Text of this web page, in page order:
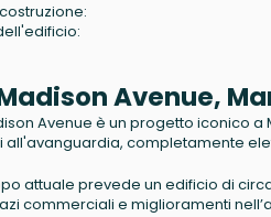
Avenue,
Avenue è un progetto iconico
all'avanguardia, completamente
attuale prevede un edificio di
commerciali e miglioramenti